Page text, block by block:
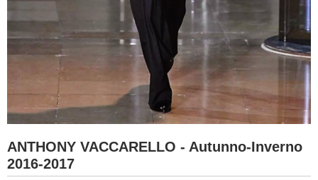
ANTHONY VACCARELLO - Autunno-Inverno
2016-2017